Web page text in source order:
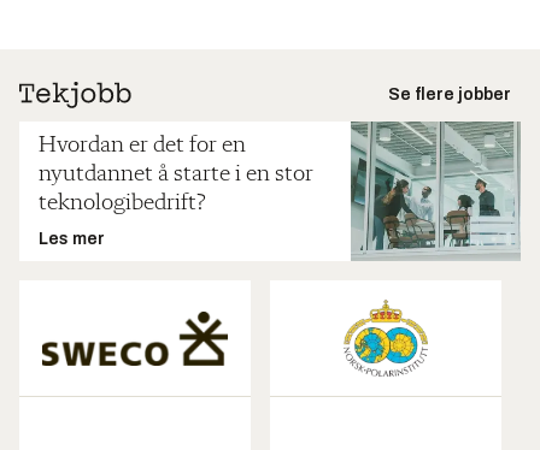
Se flere jobber
Hvordan er det for en
nyutdannet å starte i en stor
teknologibedrift?
Les mer